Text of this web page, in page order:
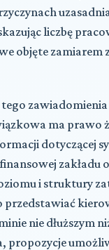
liczbę
objęte zamiarem
zawiadomienia
ma prawo
dotyczącej
zakładu
i struktury
przedstawiać
nie dłuższym
propozycje